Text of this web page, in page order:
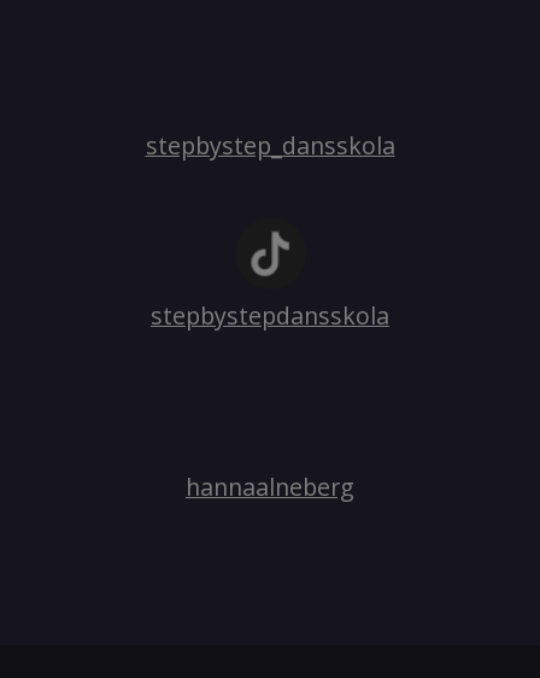
stepbystep_dansskola
stepbystepdansskola
hannaalneberg​​​​​​​